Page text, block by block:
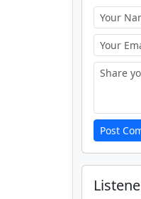
Post